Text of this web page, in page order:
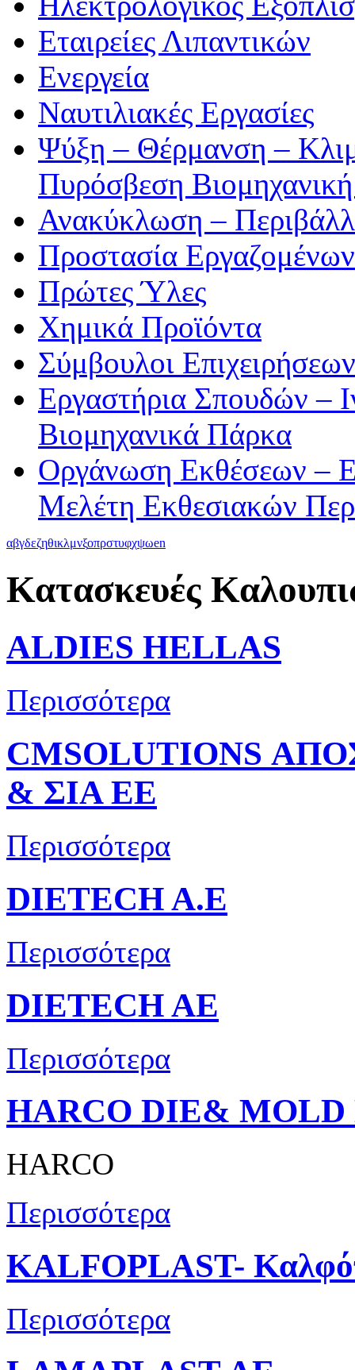
Εταιρείες Λιπαντικών
Ενεργεία
Ναυτιλιακές Εργασίες
Ψύξη – Θέρμανση –
Πυρόσβεση
Ανακύκλωση –
Προστασία Εργαζομένων
Πρώτες Ύλες
Χημικά Προϊόντα
Σύμβουλοι Επιχειρήσεων
Εργαστήρια Σπουδών –
Βιομηχανικά Πάρκα
Οργάνωση Εκθέσεων –
Μελέτη Εκθεσιακών
αβγδεζηθικλμνξοπρστυφχψωen
Κατασκευές
ALDIES HELLAS
Περισσότερα
CMSOLUTIONS
& ΣΙΑ ΕΕ
Περισσότερα
DIETECH A.E
Περισσότερα
DIETECH AE
Περισσότερα
HARCO DIE& MOLD
HARCO
Περισσότερα
KALFOPLAST-
Περισσότερα